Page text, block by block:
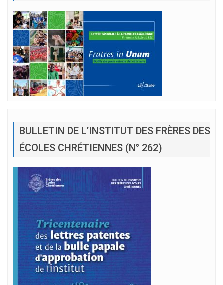
BULLETIN DE L’INSTITUT DES FRÈRES DES
ÉCOLES CHRÉTIENNES (N° 262)